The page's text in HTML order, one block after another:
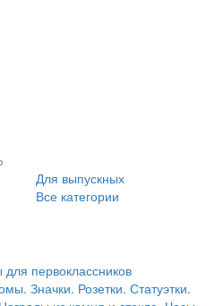
Для выпускных
Все категории
первоклассников
Значки. Розетки. Статуэтки.